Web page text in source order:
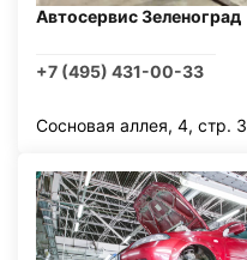
Автосервис Зеленоград
+7 (495) 431-00-33
Сосновая аллея, 4, стр. 3